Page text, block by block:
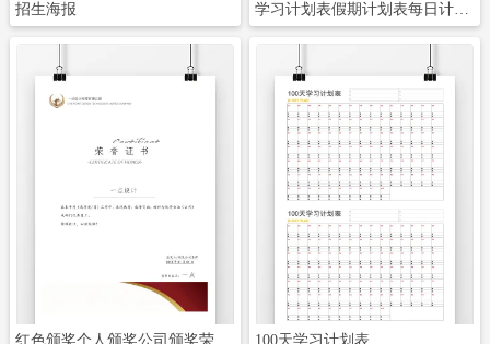
招生海报 学习计划表假期计划表每日计划表电子手帐
红色颁奖个人颁奖公司颁奖荣誉证书奖状可打印竖版 100天学习计划表
立即下载 立即下载